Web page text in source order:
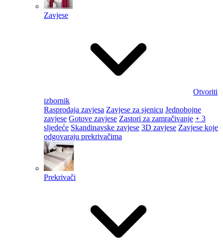
Zavjese
Otvoriti
izbornik
Rasprodaja zavjesa Zavjese za sjenicu Jednobojne
zavjese Gotove zavjese Zastori za zamračivanje + 3
sljedeće Skandinavske zavjese 3D zavjese Zavjese koje
odgovaraju prekrivačima
Prekrivači